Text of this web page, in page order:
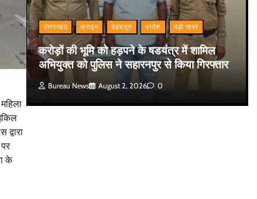
के
उत्तराखंड क्राइम देहरादून प्रदेश बड़ी खबर
करोड़ों की भूमि को हड़पने के षडयंत्र में शामिल
अभियुक्त को पुलिस ने सहारनपुर से किया गिरफ्तार
Bureau News August 2, 2026 0